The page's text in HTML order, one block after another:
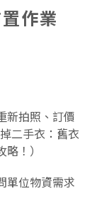
作業
新拍照、訂價
二手衣：舊衣
！ ）
單位物資需求